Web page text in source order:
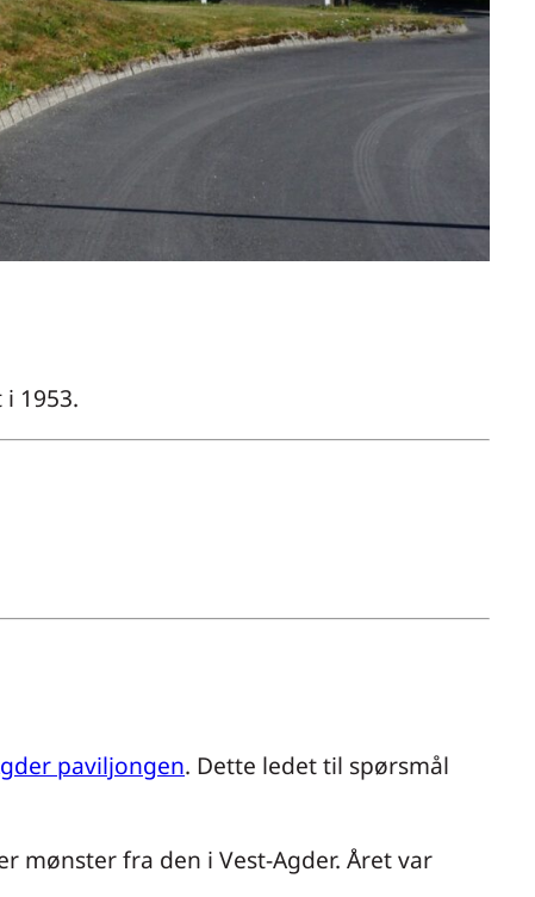
1953.
paviljongen. Dette ledet til spørsmål
mønster fra den i Vest-Agder. Året var